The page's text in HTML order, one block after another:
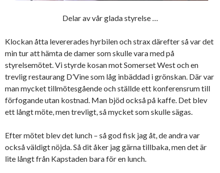
Delar av vår glada styrelse …
Klockan åtta levererades hyrbilen och strax därefter så var det
min tur att hämta de damer som skulle vara med på
styrelsemötet. Vi styrde kosan mot Somerset West och en
trevlig restaurang D’Vine som låg inbäddad i grönskan. Där var
man mycket tillmötesgående och ställde ett konferensrum till
förfogande utan kostnad. Man bjöd också på kaffe. Det blev
ett långt möte, men trevligt, så mycket som skulle sägas.
Efter mötet blev det lunch – så god fisk jag åt, de andra var
också väldigt nöjda. Så dit åker jag gärna tillbaka, men det är
lite långt från Kapstaden bara för en lunch.